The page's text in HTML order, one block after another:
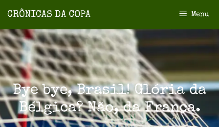
Menu
Bye bye, Brasil! Glória da
Bélgica? Não, da França.